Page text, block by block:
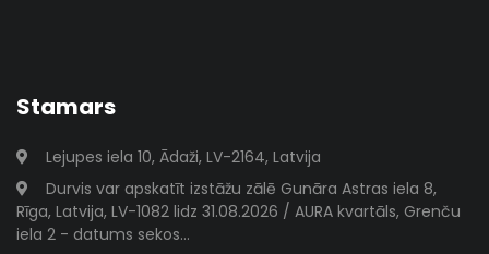
Stamars
Lejupes iela 10, Ādaži, LV-2164, Latvija
Durvis var apskatīt izstāžu zālē Gunāra Astras iela 8,
Rīga, Latvija, LV-1082 lidz 31.08.2026 / AURA kvartāls, Grenču
iela 2 - datums sekos...